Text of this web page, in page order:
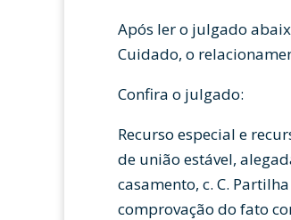
Após ler o julgado
Cuidado, o
Confira o julgado:
Recurso especial e
de união estável,
casamento, c. C.
comprovação do fato